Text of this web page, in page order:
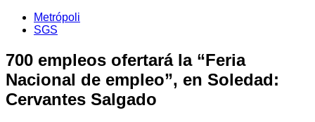
Metrópoli
SGS
700 empleos ofertará la “Feria
Nacional de empleo”, en Soledad:
Cervantes Salgado